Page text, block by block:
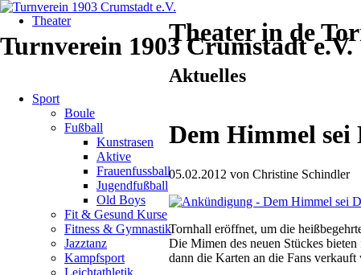
Turnverein 1903 Crumstadt e.V.
überspringen
Sport
Boule
Fußball
Kunstrasen
Aktive
Frauenfussball
Jugendfußball
Old Boys
Fit & Gesund Kurse
Fitness & Gymnastik
Jazztanz
Kampfsport
Leichtathletik
Theater in de
Aktuelles
Dem Himmel sei
05.02.2012 von Christine Schindler
Tornhall eröffnet, um die
Die Mimen des neuen Stückes
dann die Karten an die Fans
Navigation
überspringen
Theater